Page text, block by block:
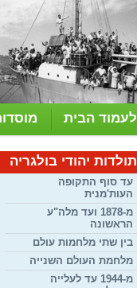
לעמוד הבית
תולדות יהודי בולגריה
עד סוף התקופה
העות'מנית
מ-1878 ועד מלה"ע
הראשונה
בין שתי מלחמות עולם
מלחמת העולם השנייה
מ-1944 עד לעלייה